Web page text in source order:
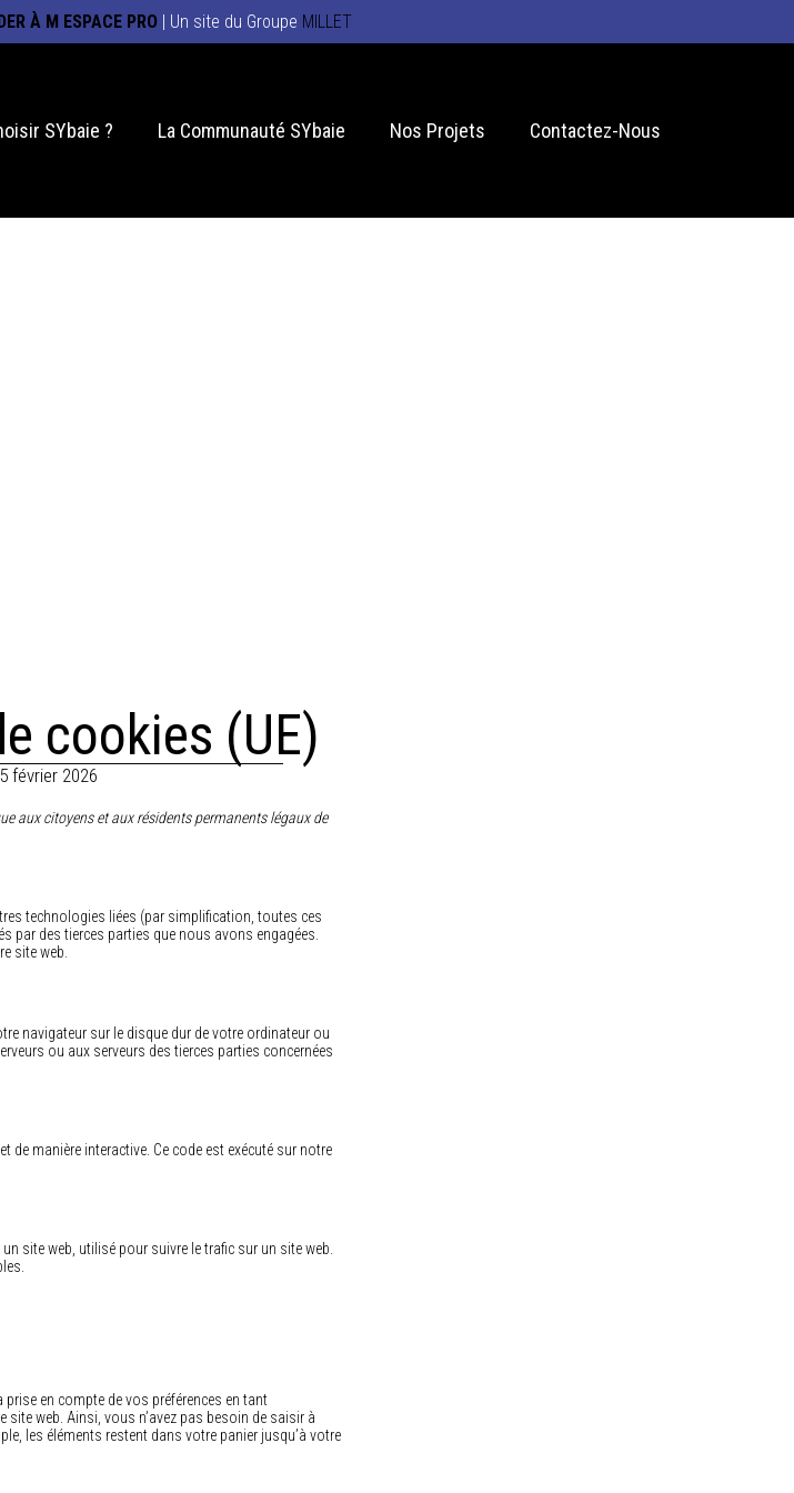
À M ESPACE PRO | Un site du Groupe MILLET
SYbaie ? La Communauté SYbaie Nos Projets Contactez-Nous
cookies (UE)
5 février 2026
aux citoyens et aux résidents permanents légaux de
technologies liées (par simplification, toutes ces
par des tierces parties que nous avons engagées.
site web.
navigateur sur le disque dur de votre ordinateur ou
ou aux serveurs des tierces parties concernées
manière interactive. Ce code est exécuté sur notre
site web, utilisé pour suivre le trafic sur un site web.
en compte de vos préférences en tant
web. Ainsi, vous n’avez pas besoin de saisir à
les éléments restent dans votre panier jusqu’à votre